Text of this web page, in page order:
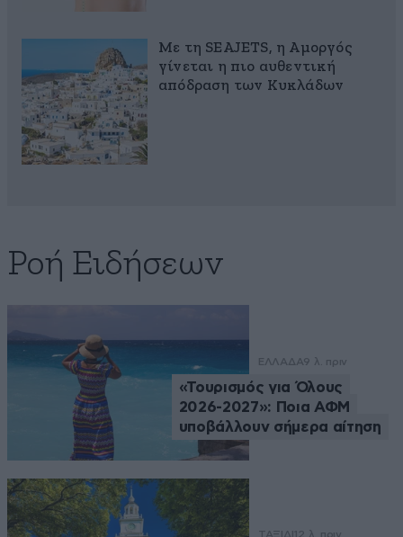
Με τη SEAJETS, η Αμοργός
γίνεται η πιο αυθεντική
απόδραση των Κυκλάδων
Ροή Ειδήσεων
ΕΛΛΑΔΑ9 λ. πριν
«Τουρισμός για Όλους
2026-2027»: Ποια ΑΦΜ
υποβάλλουν σήμερα αίτηση